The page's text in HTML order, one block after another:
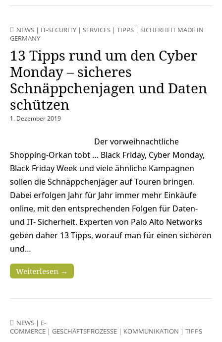
NEWS | IT-SECURITY | SERVICES | TIPPS | SICHERHEIT MADE IN
GERMANY
13 Tipps rund um den Cyber
Monday – sicheres
Schnäppchenjagen und Daten
schützen
1. Dezember 2019
Der vorweihnachtliche
Shopping-Orkan tobt … Black Friday, Cyber Monday,
Black Friday Week und viele ähnliche Kampagnen
sollen die Schnäppchenjäger auf Touren bringen.
Dabei erfolgen Jahr für Jahr immer mehr Einkäufe
online, mit den entsprechenden Folgen für Daten-
und IT- Sicherheit. Experten von Palo Alto Networks
geben daher 13 Tipps, worauf man für einen sicheren
und…
Weiterlesen →
NEWS | E-
COMMERCE | GESCHÄFTSPROZESSE | KOMMUNIKATION | TIPPS